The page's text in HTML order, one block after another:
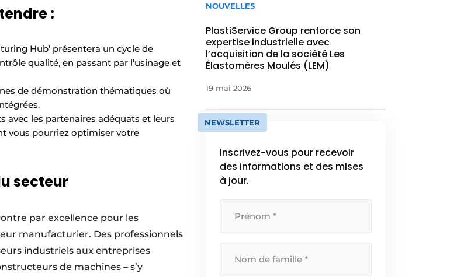
:
Hub’ présentera un cycle de
qualité, en passant par l’usinage et
de démonstration thématiques où
avec les partenaires adéquats et leurs
vous pourriez optimiser votre
secteur
par excellence pour les
manufacturier. Des professionnels
industriels aux entreprises
de machines – s’y
NOUVELLES
PlastiService Group renforce son
expertise industrielle avec
l’acquisition de la société Les
Élastomères Moulés (LEM)
19 mai 2026
NEWSLETTER
Inscrivez-vous pour recevoir
des informations et des mises
à jour.